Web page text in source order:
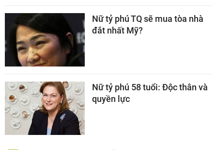
Nữ tỷ phú TQ sẽ mua tòa nhà
đắt nhất Mỹ?
Nữ tỷ phú 58 tuổi: Độc thân và
quyền lực